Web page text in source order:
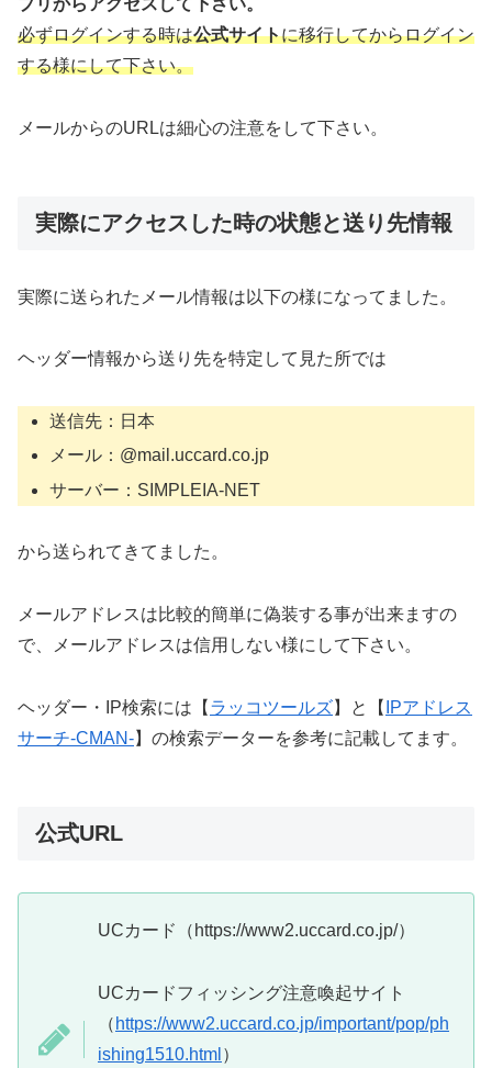
プリからアクセスして下さい。
必ずログインする時は公式サイトに移行してからログイン
する様にして下さい。
メールからのURLは細心の注意をして下さい。
実際にアクセスした時の状態と送り先情報
実際に送られたメール情報は以下の様になってました。
ヘッダー情報から送り先を特定して見た所では
送信先：日本
メール：@mail.uccard.co.jp
サーバー：SIMPLEIA-NET
から送られてきてました。
メールアドレスは比較的簡単に偽装する事が出来ますの
で、メールアドレスは信用しない様にして下さい。
ヘッダー・IP検索には【 ラッコツールズ】と【 IPアドレス
サーチ-CMAN-】の検索データーを参考に記載してます。
公式URL
UCカード（https://www2.uccard.co.jp/）
UCカードフィッシング注意喚起サイト
（ https://www2.uccard.co.jp/important/pop/ph
ishing1510.html ）